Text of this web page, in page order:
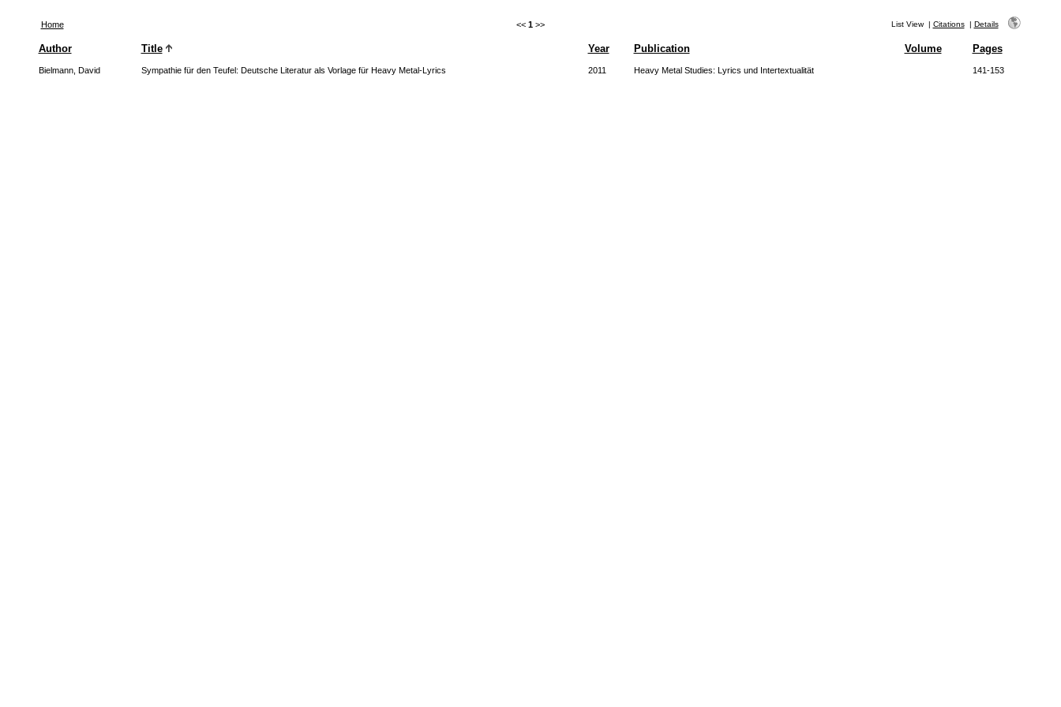
Home << 1 >> List View| Citations| Details
Author Title Year Publication Volume Pages
Bielmann, David Sympathie für den Teufel: Deutsche Literatur als Vorlage für Heavy Metal-Lyrics 2011 Heavy Metal Studies: Lyrics und Intertextualität 141-153